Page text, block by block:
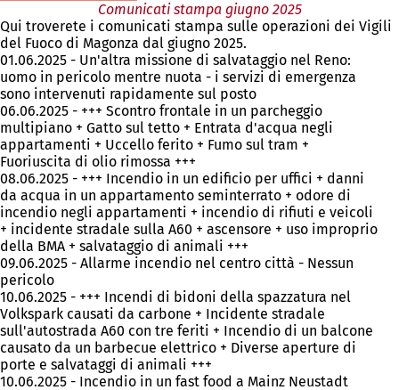
Comunicati stampa giugno 2025
Qui troverete i comunicati stampa sulle operazioni dei Vigili
del Fuoco di Magonza dal giugno 2025.
01.06.2025 - Un'altra missione di salvataggio nel Reno:
uomo in pericolo mentre nuota - i servizi di emergenza
sono intervenuti rapidamente sul posto
06.06.2025 - +++ Scontro frontale in un parcheggio
multipiano + Gatto sul tetto + Entrata d'acqua negli
appartamenti + Uccello ferito + Fumo sul tram +
Fuoriuscita di olio rimossa +++
08.06.2025 - +++ Incendio in un edificio per uffici + danni
da acqua in un appartamento seminterrato + odore di
incendio negli appartamenti + incendio di rifiuti e veicoli
+ incidente stradale sulla A60 + ascensore + uso improprio
della BMA + salvataggio di animali +++
09.06.2025 - Allarme incendio nel centro città - Nessun
pericolo
10.06.2025 - +++ Incendi di bidoni della spazzatura nel
Volkspark causati da carbone + Incidente stradale
sull'autostrada A60 con tre feriti + Incendio di un balcone
causato da un barbecue elettrico + Diverse aperture di
porte e salvataggi di animali +++
10.06.2025 - Incendio in un fast food a Mainz Neustadt